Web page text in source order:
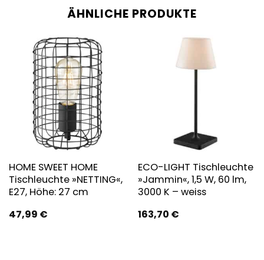
ÄHNLICHE PRODUKTE
HOME SWEET HOME
Tischleuchte »NETTING«,
E27, Höhe: 27 cm
47,99 €
ECO-LIGHT Tischleuchte
»Jammin«, 1,5 W, 60 lm,
3000 K – weiss
163,70 €